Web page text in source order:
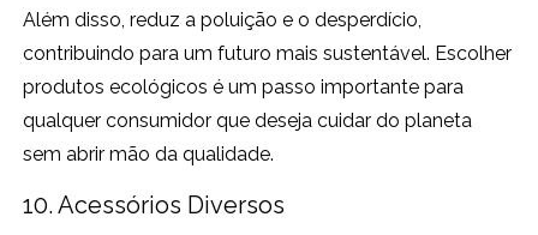
Além disso, reduz a poluição e o desperdício,
contribuindo para um futuro mais sustentável. Escolher
produtos ecológicos é um passo importante para
qualquer consumidor que deseja cuidar do planeta
sem abrir mão da qualidade.
10. Acessórios Diversos